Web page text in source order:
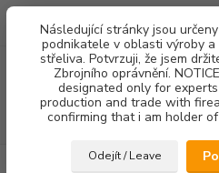
Následující stránky jsou
podnikatele v oblasti výroby
střeliva. Potvrzuji, že jsem
Zbrojního oprávnění.
designated only for
production and trade with
confirming that i am holder
Odejít / Leave
CZ75/CZ85 Mušky